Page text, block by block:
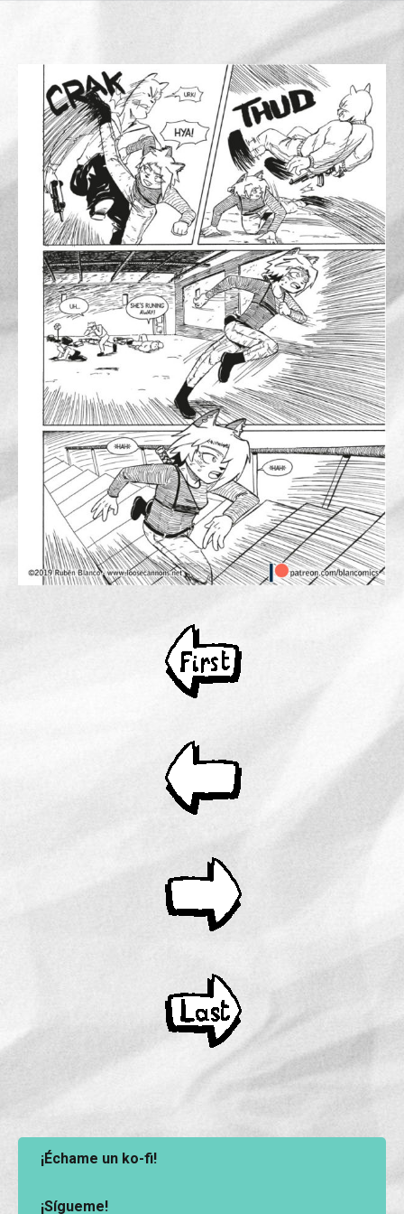
¡Échame un ko-fi!
¡Sígueme!